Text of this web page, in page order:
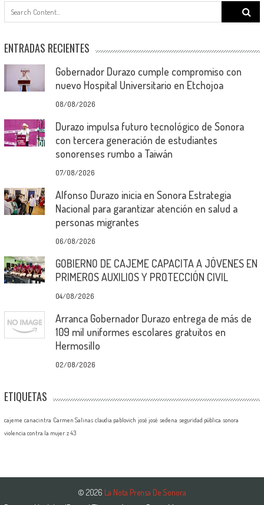
Search
for:
ENTRADAS RECIENTES
Gobernador Durazo cumple compromiso con
nuevo Hospital Universitario en Etchojoa
08/08/2026
Durazo impulsa futuro tecnológico de Sonora
con tercera generación de estudiantes
sonorenses rumbo a Taiwán
07/08/2026
Alfonso Durazo inicia en Sonora Estrategia
Nacional para garantizar atención en salud a
personas migrantes
06/08/2026
GOBIERNO DE CAJEME CAPACITA A JÓVENES EN
PRIMEROS AUXILIOS Y PROTECCIÓN CIVIL
04/08/2026
Arranca Gobernador Durazo entrega de más de
109 mil uniformes escolares gratuitos en
Hermosillo
02/08/2026
ETIQUETAS
cajeme canacintra Carmen Salinas claudia pablovich josé josé sedena seguridad pública sonora
violencia contra la mujer z 43
© 2026 La Nota Prensa De Sonora